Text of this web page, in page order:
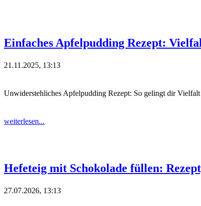
Einfaches Apfelpudding Rezept:
21.11.2025, 13:13
Unwiderstehliches Apfelpudding Rezept: So gelingt dir
weiterlesen...
Hefeteig mit Schokolade füllen:
27.07.2026, 13:13